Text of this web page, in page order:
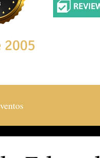
2005
& Bem Estar